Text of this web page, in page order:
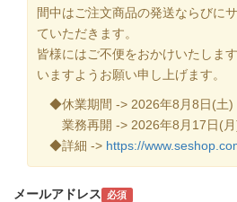
間中はご注文商品の発送ならびに
ていただきます。
皆様にはご不便をおかけいたしま
いますようお願い申し上げます。
◆休業期間 -> 2026年8月8日(土)
業務再開 -> 2026年8月17日(月
◆詳細 -> https://
メールアドレス 必須